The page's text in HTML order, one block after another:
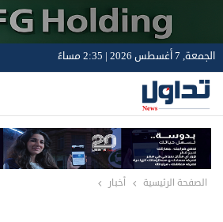
الجمعة, 7 أغسطس 2026 | 2:35 مساءً
الصفحة الرئيسية أخبار